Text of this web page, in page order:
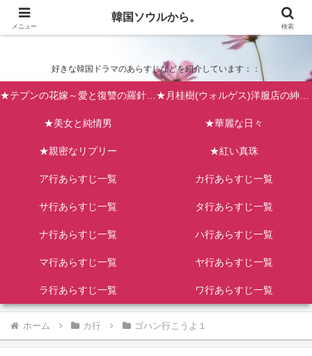
韓国ソウルから。
好きな韓国ドラマのあらすじなどを紹介しています：：
★テプンの花嫁～愛と復讐の羅針盤（台風の新婦） ★月桂樹(ウォルゲス)洋服店の紳士たち
★美女と純情男 ★華麗な日々
★親密なリプリー ★紅い真珠
ア行あらすじ一覧 カ行あらすじ一覧
サ行あらすじ一覧 タ行あらすじ一覧
ナ行あらすじ一覧 ハ行あらすじ一覧
マ行あらすじ一覧 ヤ行あらすじ一覧
ラ行あらすじ一覧 ワ行あらすじ一覧
ホーム カ行 ゴハン行こうよ１
メニュー
韓国ソウルから。
検索